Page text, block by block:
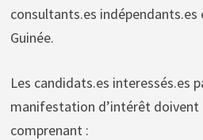
consultants.es
Guinée.
Les candidats.es interessés.es
manifestation d’intérêt doivent
comprenant :